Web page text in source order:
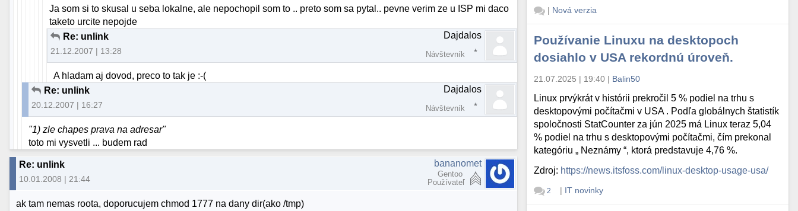
Ja som si to skusal u seba lokalne, ale nepochopil som to .. preto som sa pytal.. pevne verim ze u ISP mi daco
taketo urcite nepojde
Re: unlink
21.12.2007 | 13:28
Dajdalos
Návštevník
A hladam aj dovod, preco to tak je :-(
Re: unlink
20.12.2007 | 16:27
Dajdalos
Návštevník
"1) zle chapes prava na adresar"
toto mi vysvetli ... budem rad
Re: unlink
10.01.2008 | 21:44
bananomet
Gentoo
Používateľ
ak tam nemas roota, doporucujem chmod 1777 na dany dir(ako /tmp)
| Nová verzia
Používanie Linuxu na desktopoch
dosiahlo v USA rekordnú úroveň.
21.07.2025 | 19:40 | Balin50
Linux prvýkrát v histórii prekročil 5 % podiel na trhu s
desktopovými počítačmi v USA . Podľa globálnych štatistík
spoločnosti StatCounter za jún 2025 má Linux teraz 5,04
% podiel na trhu s desktopovými počítačmi, čím prekonal
kategóriu „ Neznámy “, ktorá predstavuje 4,76 %.
Zdroj: https://news.itsfoss.com/linux-desktop-usage-usa/
2 | IT novinky